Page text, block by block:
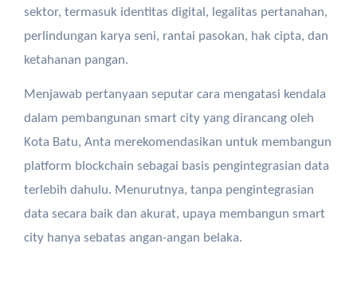
sektor, termasuk identitas digital, legalitas pertanahan,
perlindungan karya seni, rantai pasokan, hak cipta, dan
ketahanan pangan.
Menjawab pertanyaan seputar cara mengatasi kendala
dalam pembangunan smart city yang dirancang oleh
Kota Batu, Anta merekomendasikan untuk membangun
platform blockchain sebagai basis pengintegrasian data
terlebih dahulu. Menurutnya, tanpa pengintegrasian
data secara baik dan akurat, upaya membangun smart
city hanya sebatas angan-angan belaka.